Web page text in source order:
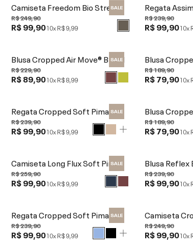
Camiseta Freedom Bio Stretch
R$ 249,90
R$ 99,9010xR$ 9,99
Regata
R$ 239,90
R$ 99,9010x
Blusa Cropped Air Move® Broad
R$ 229,90
R$ 89,9010xR$ 8,99
Blusa
R$ 189,90
R$ 79,9010x
Regata Cropped Soft Pima
R$ 239,90
R$ 99,9010xR$ 9,99
Blusa
R$ 189,90
R$ 79,9010x
Camiseta Long Flux Soft Pima
R$ 259,90
R$ 99,9010xR$ 9,99
Blusa
R$ 239,90
R$ 99,9010x
Regata Cropped Soft Pima
R$ 239,90
R$ 99,9010xR$ 9,99
Camiseta
R$ 249,90
R$ 99,9010x